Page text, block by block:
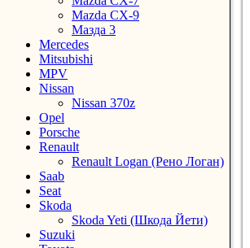
Mazda CX-9
Мазда 3
Mercedes
Mitsubishi
MPV
Nissan
Nissan 370z
Opel
Porsche
Renault
Renault Logan (Рено Логан)
Saab
Seat
Skoda
Skoda Yeti (Шкода Йети)
Suzuki